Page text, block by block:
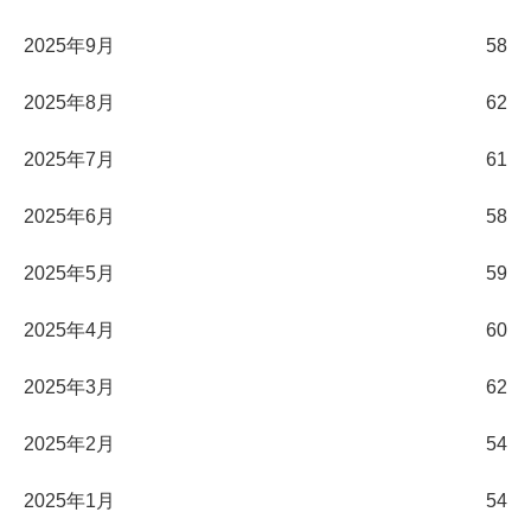
2025年9月 58
2025年8月 62
2025年7月 61
2025年6月 58
2025年5月 59
2025年4月 60
2025年3月 62
2025年2月 54
2025年1月 54